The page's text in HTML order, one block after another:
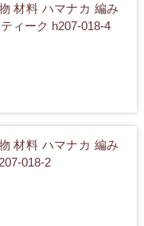
材料 ハマナカ 編み
ィーク h207-018-4
材料 ハマナカ 編み
018-2